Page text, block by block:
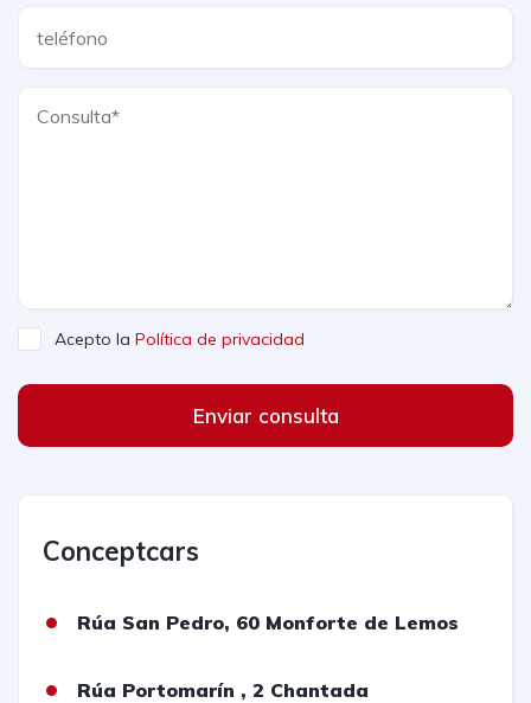
Acepto la Política de privacidad
Enviar consulta
Conceptcars
Rúa San Pedro, 60 Monforte de Lemos
Rúa Portomarín , 2 Chantada